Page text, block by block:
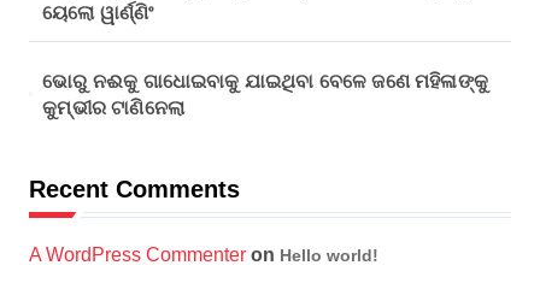
ୟେଲୋ ୱାର୍ଣ୍ଣିଂ
ଭୋରୁ ନଈକୁ ଗାଧୋଇବାକୁ ଯାଇଥିବା ବେଳେ ଜଣେ ମହିଳାଙ୍କୁ
କୁମ୍ଭୀର ଟାଣିନେଲା
Recent Comments
A WordPress Commenter on Hello world!